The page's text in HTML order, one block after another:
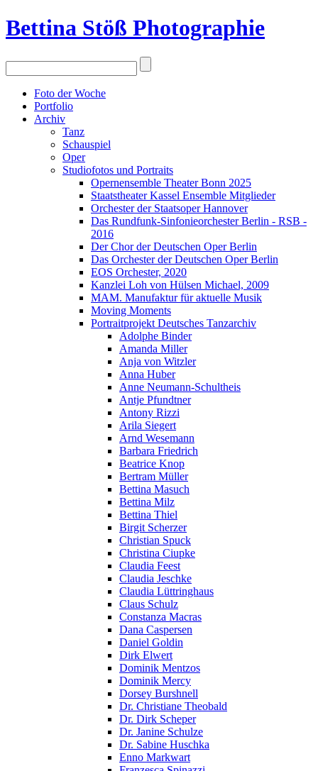
Bettina Stöß Photographie
Foto der Woche
Portfolio
Archiv
Tanz
Schauspiel
Oper
Studiofotos und Portraits
Opernensemble Theater Bonn 2025
Staatstheater Kassel Ensemble Mitglieder
Orchester der Staatsoper Hannover
Das Rundfunk-Sinfonieorchester Berlin - RSB -
2016
Der Chor der Deutschen Oper Berlin
Das Orchester der Deutschen Oper Berlin
EOS Orchester, 2020
Kanzlei Loh von Hülsen Michael, 2009
MAM. Manufaktur für aktuelle Musik
Moving Moments
Portraitprojekt Deutsches Tanzarchiv
Adolphe Binder
Amanda Miller
Anja von Witzler
Anna Huber
Anne Neumann-Schultheis
Antje Pfundtner
Antony Rizzi
Arila Siegert
Arnd Wesemann
Barbara Friedrich
Beatrice Knop
Bertram Müller
Bettina Masuch
Bettina Milz
Bettina Thiel
Birgit Scherzer
Christian Spuck
Christina Ciupke
Claudia Feest
Claudia Jeschke
Claudia Lüttringhaus
Claus Schulz
Constanza Macras
Dana Caspersen
Daniel Goldin
Dirk Elwert
Dominik Mentzos
Dominik Mercy
Dorsey Burshnell
Dr. Christiane Theobald
Dr. Dirk Scheper
Dr. Janine Schulze
Dr. Sabine Huschka
Enno Markwart